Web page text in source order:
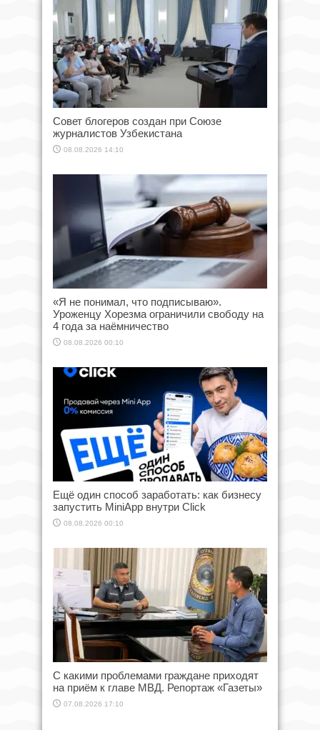
Совет блогеров создан при Союзе
журналистов Узбекистана
08.08.2026 14:10
«Я не понимал, что подписываю».
Уроженцу Хорезма ограничили свободу на
4 года за наёмничество
08.08.2026 00:10
Ещё один способ заработать: как бизнесу
запустить MiniApp внутри Click
08.08.2026 00:10
С какими проблемами граждане приходят
на приём к главе МВД. Репортаж «Газеты»
07.08.2026 17:10